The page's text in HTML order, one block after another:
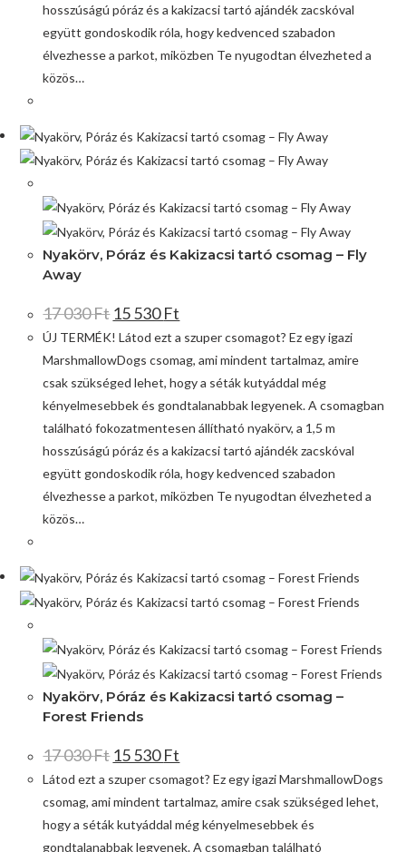
hosszúságú póráz és a kakizacsi tartó ajándék zacskóval
együtt gondoskodik róla, hogy kedvenced szabadon
élvezhesse a parkot, miközben Te nyugodtan élvezheted a
közös…
Nyakörv, Póráz és Kakizacsi tartó csomag – Fly
Away
17 030Ft 15 530Ft
ÚJ TERMÉK! Látod ezt a szuper csomagot? Ez egy igazi
MarshmallowDogs csomag, ami mindent tartalmaz, amire
csak szükséged lehet, hogy a séták kutyáddal még
kényelmesebbek és gondtalanabbak legyenek. A csomagban
található fokozatmentesen állítható nyakörv, a 1,5 m
hosszúságú póráz és a kakizacsi tartó ajándék zacskóval
együtt gondoskodik róla, hogy kedvenced szabadon
élvezhesse a parkot, miközben Te nyugodtan élvezheted a
közös…
Nyakörv, Póráz és Kakizacsi tartó csomag –
Forest Friends
17 030Ft 15 530Ft
Látod ezt a szuper csomagot? Ez egy igazi MarshmallowDogs
csomag, ami mindent tartalmaz, amire csak szükséged lehet,
hogy a séták kutyáddal még kényelmesebbek és
gondtalanabbak legyenek. A csomagban található